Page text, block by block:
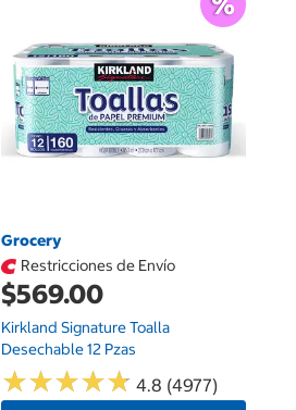
Grocery
Restricciones de Envío
$569.00
Kirkland Signature Toalla
Desechable 12 Pzas
★★★★★
★★★★★ 4.8 (4977)